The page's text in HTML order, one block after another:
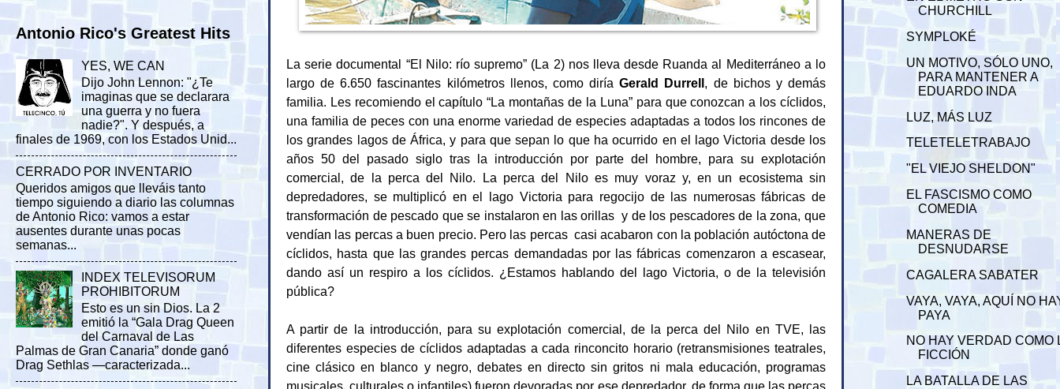
La serie documental “El Nilo: río supremo” (La 2) nos lleva desde Ruanda al Mediterráneo a lo
largo de 6.650 fascinantes kilómetros llenos, como diríaGerald Durrell, de bichos y demás
familia. Les recomiendo el capítulo “La montañas de la Luna” para que conozcan a los cíclidos,
una familia de peces con una enorme variedad de especies adaptadas a todos los rincones de
los grandes lagos de África, y para que sepan lo que ha ocurrido en el lago Victoria desde los
años 50 del pasado siglo tras la introducción por parte del hombre, para su explotación
comercial, de la perca del Nilo. La perca del Nilo es muy voraz y, en un ecosistema sin
depredadores, se multiplicó en el lago Victoria para regocijo de las numerosas fábricas de
transformación de pescado que se instalaron en las orillas y de los pescadores de la zona, que
vendían las percas a buen precio. Pero las percas casi acabaron con la población autóctona de
cíclidos, hasta que las grandes percas demandadas por las fábricas comenzaron a escasear,
dando así un respiro a los cíclidos. ¿Estamos hablando del lago Victoria, o de la televisión
pública?
A partir de la introducción, para su explotación comercial, de la perca del Nilo en TVE, las
diferentes especies de cíclidos adaptadas a cada rinconcito horario (retransmisiones teatrales,
cine clásico en blanco y negro, debates en directo sin gritos ni mala educación, programas
musicales, culturales o infantiles) fueron devoradas por ese depredador, de forma que las percas
Antonio Rico's Greatest Hits
YES, WE CAN
Dijo John Lennon: "¿Te
imaginas que se declarara
una guerra y no fuera
nadie?". Y después, a
finales de 1969, con los Estados Unid...
CERRADO POR INVENTARIO
Queridos amigos que lleváis tanto
tiempo siguiendo a diario las columnas
de Antonio Rico: vamos a estar
ausentes durante unas pocas
semanas...
INDEX TELEVISORUM
PROHIBITORUM
Esto es un sin Dios. La 2
emitió la “Gala Drag Queen
del Carnaval de Las
Palmas de Gran Canaria” donde ganó
Drag Sethlas —caracterizada...
CHURCHILL
SYMPLOKÉ
UN MOTIVO, SÓLO UNO,
PARA MANTENER A
EDUARDO INDA
LUZ, MÁS LUZ
TELETELETRABAJO
"EL VIEJO SHELDON"
EL FASCISMO COMO
COMEDIA
MANERAS DE
DESNUDARSE
CAGALERA SABATER
VAYA, VAYA, AQUÍ NO
PAYA
NO HAY VERDAD COMO
FICCIÓN
LA BATALLA DE LAS